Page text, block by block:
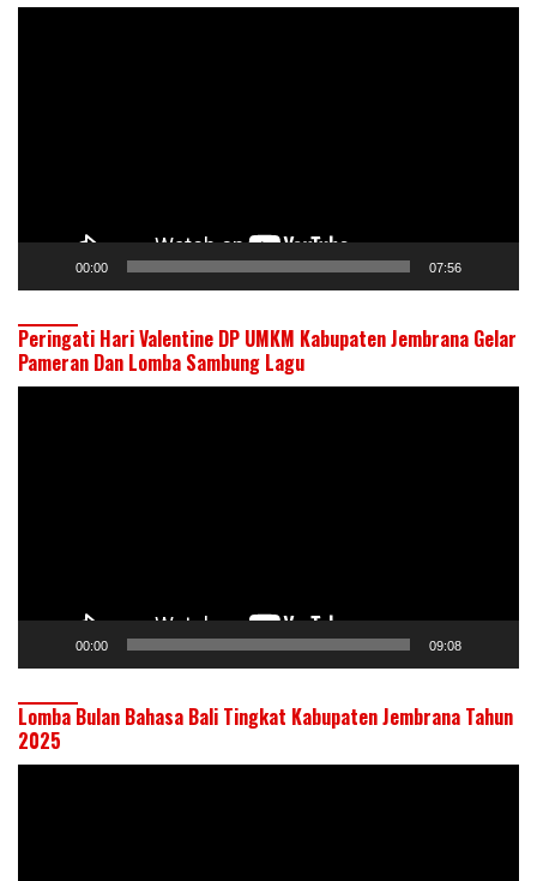
00:00 07:56
Peringati Hari Valentine DP UMKM Kabupaten Jembrana Gelar
Pameran Dan Lomba Sambung Lagu
00:00 09:08
Lomba Bulan Bahasa Bali Tingkat Kabupaten Jembrana Tahun
2025